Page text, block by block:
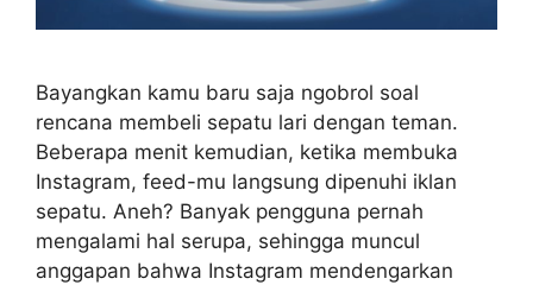
Bayangkan kamu baru saja ngobrol soal
rencana membeli sepatu lari dengan teman.
Beberapa menit kemudian, ketika membuka
Instagram, feed-mu langsung dipenuhi iklan
sepatu. Aneh? Banyak pengguna pernah
mengalami hal serupa, sehingga muncul
anggapan bahwa Instagram mendengarkan